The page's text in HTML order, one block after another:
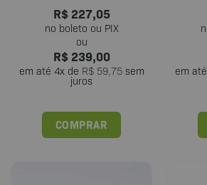
R$227,05
R$239,00
em até 4x de R$59,75sem
juros
COMPRAR
Este
em até